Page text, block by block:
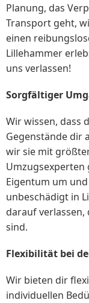
Planung, das
Transport geht,
einen
Lillehammer
uns verlassen!
Sorgfältiger
Wir wissen, dass
Gegenstände dir
wir sie mit
Eigentum um
unbeschädigt in
darauf verlassen,
sind.
Flexibilität bei
Wir bieten dir
individuellen